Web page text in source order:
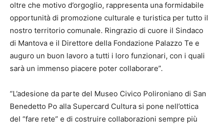
oltre che motivo d’orgoglio, rappresenta una formidabile
opportunità di promozione culturale e turistica per tutto il
nostro territorio comunale. Ringrazio di cuore il Sindaco
di Mantova e il Direttore della Fondazione Palazzo Te e
auguro un buon lavoro a tutti i loro funzionari, con i quali
sarà un immenso piacere poter collaborare”.
“L’adesione da parte del Museo Civico Polironiano di San
Benedetto Po alla Supercard Cultura si pone nell’ottica
del “fare rete” e di costruire collaborazioni sempre più